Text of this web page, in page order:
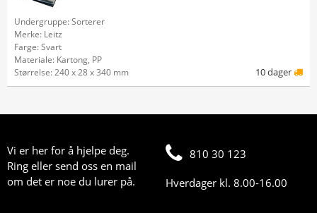
Undergruppe: Sorterer
Merke: Leitz
Farge: Svart
Materiale: Kartong, PP
Størrelse: 240 x 28 x 340 mm
10 dager
Vi er her for å hjelpe deg.
Ring eller send oss en mail
om det er noe du lurer på.
810 30 123
Hverdager kl. 8.00-16.00